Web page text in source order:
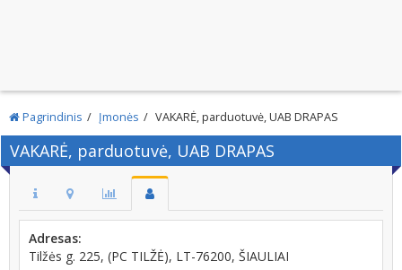
Pagrindinis Įmonės VAKARĖ, parduotuvė, UAB DRAPAS
VAKARĖ, parduotuvė, UAB DRAPAS
Adresas:
Tilžės g. 225, (PC TILŽĖ), LT-76200, ŠIAULIAI